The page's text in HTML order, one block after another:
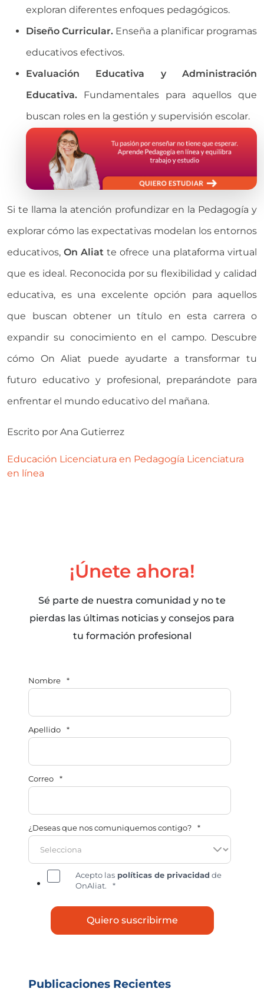
exploran diferentes enfoques pedagógicos.
Diseño Curricular. Enseña a planificar programas
educativos efectivos.
Evaluación Educativa y Administración
Educativa. Fundamentales para aquellos que
buscan roles en la gestión y supervisión escolar.
Si te llama la atención profundizar en la Pedagogía y
explorar cómo las expectativas modelan los entornos
educativos, On Aliat te ofrece una plataforma virtual
que es ideal. Reconocida por su flexibilidad y calidad
educativa, es una excelente opción para aquellos
que buscan obtener un título en esta carrera o
expandir su conocimiento en el campo. Descubre
cómo On Aliat puede ayudarte a transformar tu
futuro educativo y profesional, preparándote para
enfrentar el mundo educativo del mañana.
Escrito por Ana Gutierrez
Educación Licenciatura en Pedagogía Licenciatura
en línea
¡Únete ahora!
Sé parte de nuestra comunidad y no te
pierdas las últimas noticias y consejos para
tu formación profesional
Nombre *
Apellido *
Correo *
¿Deseas que nos comuniquemos contigo? *
Acepto las políticas de privacidad de
OnAliat.
*
Publicaciones Recientes